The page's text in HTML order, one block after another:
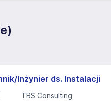
Inżynier ds. Instalacji
TBS Consulting